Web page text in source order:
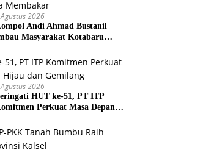
2026
Andi Ahmad Bustanil
Masyarakat Kotabaru
cara Membakar
2026
HUT ke-51, PT ITP
Perkuat Masa Depan